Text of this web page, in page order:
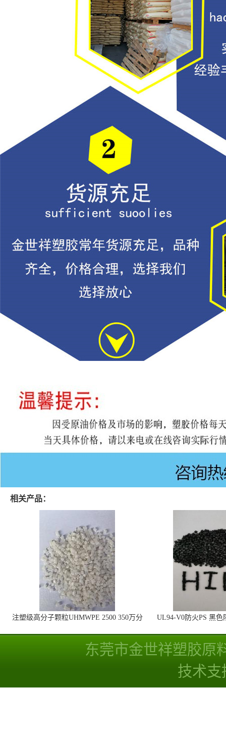
注塑级高分子颗粒UHMWPE 2500 350万分
子量 高耐磨 耐化学
线
东莞市金世祥塑胶原
技术